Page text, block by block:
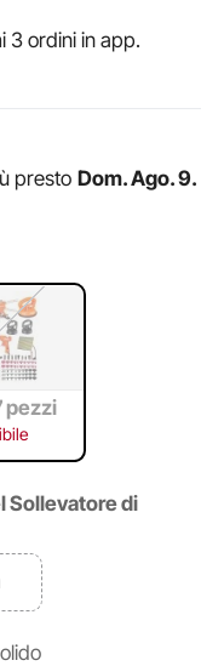
3 ordini in app.
presto Dom. Ago. 9.
pezzi
Sollevatore di